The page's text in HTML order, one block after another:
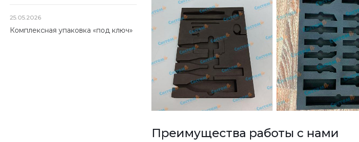
25.05.2026
Комплексная упаковка «под ключ»
Преимущества работы с нами